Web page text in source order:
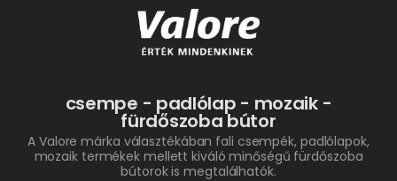
csempe - padlólap - mozaik -
fürdőszoba bútor
A Valore márka választékában fali csempék, padlólapok,
mozaik termékek mellett kiváló minőségű fürdőszoba
bútorok is megtalálhatók.